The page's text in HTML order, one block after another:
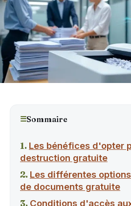
☰Sommaire
Les bénéfices d'opter
destruction gratuite
Les différentes
de documents gratuite
Conditions d'accès